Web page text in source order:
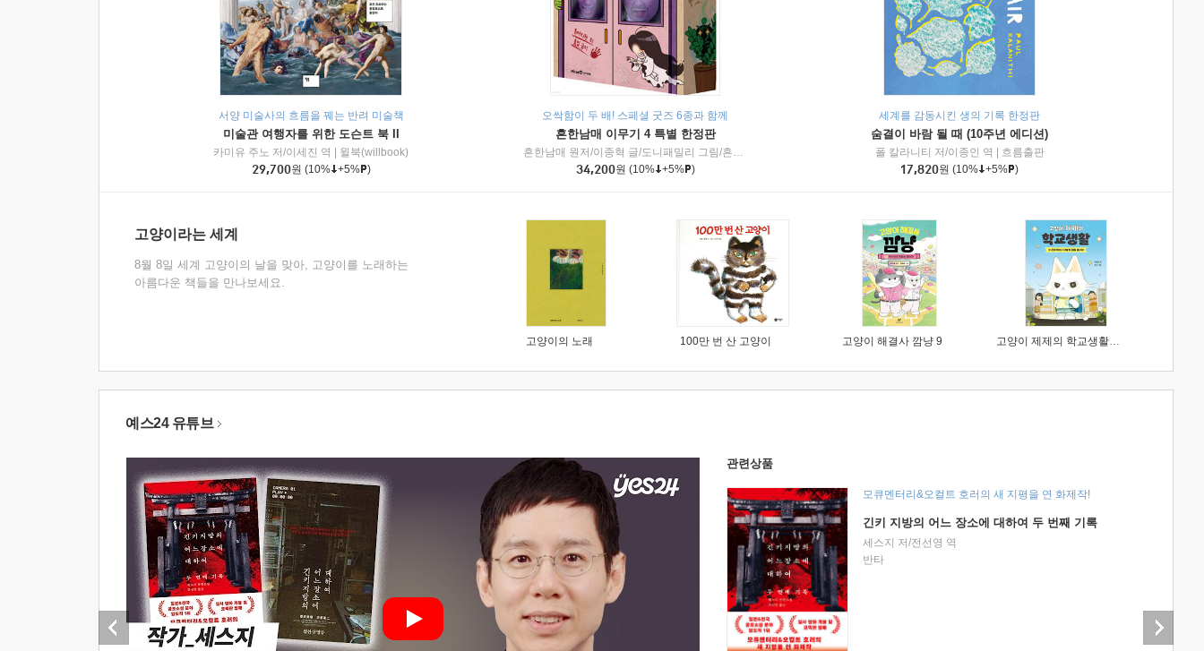
서양 미술사의 흐름을 꿰는 반려 미술책
미술관 여행자를 위한 도슨트 북 II
카미유 주노 저/이세진 역
윌북(willbook)
29,700원 (10% +5% )
오싹함이 두 배! 스페셜 굿즈 6종과 함께
흔한남매 이무기 4 특별 한정판
흔한남매 원저/이종혁 글/도니패밀리 그림/흔한컴퍼니 감수
미래엔아이세움
34,200원 (10% +5% )
세계를 감동시킨 생의 기록 한정판
숨결이 바람 될 때 (10주년 에디션)
폴 칼라니티 저/이종인 역
흐름출판
17,820원 (10% +5% )
고양이라는 세계
8월 8일 세계 고양이의 날을 맞아, 고양이를 노래하는
아름다운 책들을 만나보세요.
고양이의 노래 100만 번 산 고양이 고양이 해결사 깜냥 9 고양이 제제의 학교생활 1 : 초등학생이 이렇게 힘들 줄이야
예스24 유튜브
관련상품
모큐멘터리&오컬트 호러의 새 지평을 연 화제작!
긴키 지방의 어느 장소에 대하여 두 번째 기록
세스지 저/전선영 역
반타